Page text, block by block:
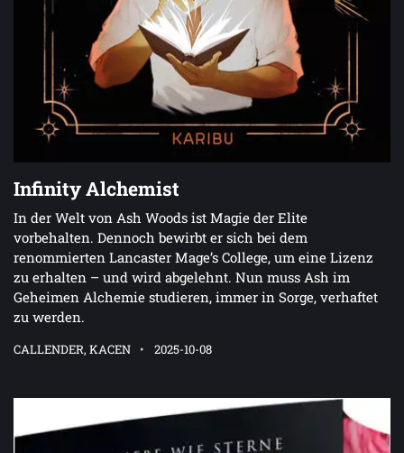
Infinity Alchemist
In der Welt von Ash Woods ist Magie der Elite
vorbehalten. Dennoch bewirbt er sich bei dem
renommierten Lancaster Mage’s College, um eine Lizenz
zu erhalten – und wird abgelehnt. Nun muss Ash im
Geheimen Alchemie studieren, immer in Sorge, verhaftet
zu werden.
CALLENDER, KACEN 2025-10-08